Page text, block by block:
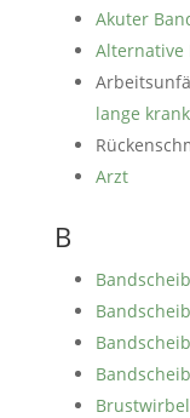
Akuter
Alternative
lange krank
Arzt
B